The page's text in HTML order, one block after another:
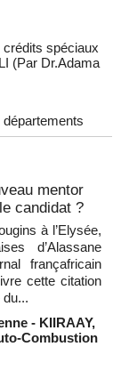
(Par Dr.Adama
Joe
Ukraine et en
Unis acceptent
avec les
mentor
candidat ?
à l’Elysée,
d’Alassane
françafricain
cette citation
du...
- KIIRAAY,
Combustion